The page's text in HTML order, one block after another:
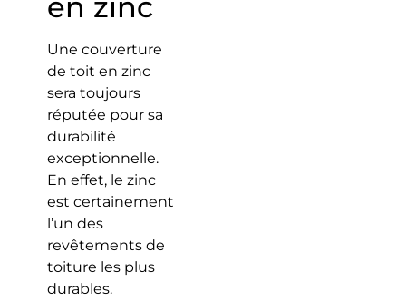
Une couverture
de toit en zinc
sera toujours
réputée pour sa
durabilité
exceptionnelle.
En effet, le zinc
est certainement
l’un des
revêtements de
toiture les plus
durables.